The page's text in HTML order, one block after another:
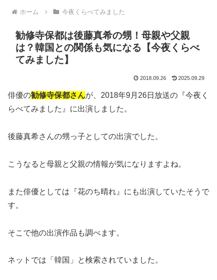
ホーム 今夜くらべてみました
勧修寺保都は後藤真希の甥！母親や父親
は？韓国との関係も気になる【今夜くらべ
てみました】
2018.09.26 2025.09.29
俳優の勧修寺保都さんが、2018年9月26日放送の『今夜く
らべてみました』に出演しました。
後藤真希さんの甥っ子としての出演でした。
こうなると母親と父親の情報が気になりますよね。
また俳優としては『花のち晴れ』にも出演していたそうで
す。
そこで他の出演作品も調べます。
ネットでは「韓国」と検索されていました。